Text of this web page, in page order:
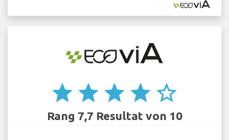
star star star star star_border
Rang 7,7 Resultat von 10